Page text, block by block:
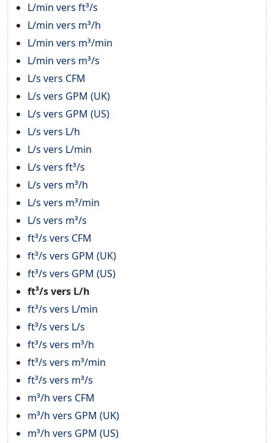
L/min vers ft³/s
L/min vers m³/h
L/min vers m³/min
L/min vers m³/s
L/s vers CFM
L/s vers GPM (UK)
L/s vers GPM (US)
L/s vers L/h
L/s vers L/min
L/s vers ft³/s
L/s vers m³/h
L/s vers m³/min
L/s vers m³/s
ft³/s vers CFM
ft³/s vers GPM (UK)
ft³/s vers GPM (US)
ft³/s vers L/h
ft³/s vers L/min
ft³/s vers L/s
ft³/s vers m³/h
ft³/s vers m³/min
ft³/s vers m³/s
m³/h vers CFM
m³/h vers GPM (UK)
m³/h vers GPM (US)